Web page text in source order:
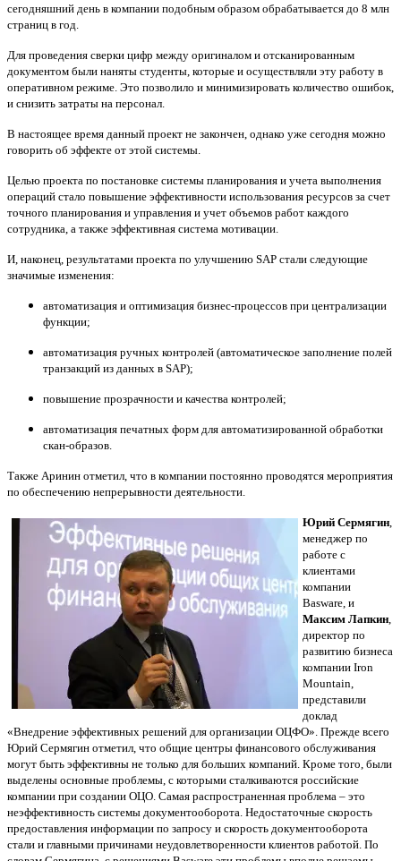
сегодняшний день в компании подобным образом обрабатывается до 8 млн
страниц в год.
Для проведения сверки цифр между оригиналом и отсканированным
документом были наняты студенты, которые и осуществляли эту работу в
оперативном режиме. Это позволило и минимизировать количество ошибок,
и снизить затраты на персонал.
В настоящее время данный проект не закончен, однако уже сегодня можно
говорить об эффекте от этой системы.
Целью проекта по постановке системы планирования и учета выполнения
операций стало повышение эффективности использования ресурсов за счет
точного планирования и управления и учет объемов работ каждого
сотрудника, а также эффективная система мотивации.
И, наконец, результатами проекта по улучшению SAP стали следующие
значимые изменения:
автоматизация и оптимизация бизнес-процессов при централизации
функции;
автоматизация ручных контролей (автоматическое заполнение полей
транзакций из данных в SAP);
повышение прозрачности и качества контролей;
автоматизация печатных форм для автоматизированной обработки
скан-образов.
Также Аринин отметил, что в компании постоянно проводятся мероприятия
по обеспечению непрерывности деятельности.
Юрий Сермягин
менеджер по
работе с
клиентами
компании
Basware, и
Максим Лапкин
директор по
развитию бизнеса
компании Iron
Mountain,
представили
доклад
«Внедрение эффективных решений для организации ОЦФО». Прежде всего
Юрий Сермягин отметил, что общие центры финансового обслуживания
могут быть эффективны не только для больших компаний. Кроме того, были
выделены основные проблемы, с которыми сталкиваются российские
компании при создании ОЦО. Самая распространенная проблема – это
неэффективность системы документооборота. Недостаточные скорость
предоставления информации по запросу и скорость документооборота
стали и главными причинами неудовлетворенности клиентов работой. По